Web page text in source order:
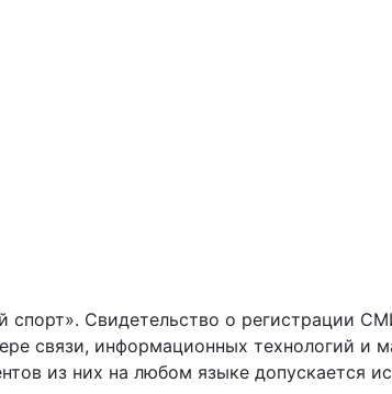
спорт». Свидетельство о регистрации
связи, информационных технологий
из них на любом языке допускается